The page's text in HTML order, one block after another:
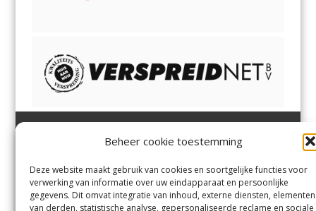
Beheer cookie toestemming
Deze website maakt gebruik van cookies en soortgelijke functies voor
verwerking van informatie over uw eindapparaat en persoonlijke
gegevens. Dit omvat integratie van inhoud, externe diensten, elementen
van derden, statistische analyse, gepersonaliseerde reclame en sociale
Margadantstraat 34
1976 DN IJmuiden
023-8200170
info@heemsteder.nl
Bennebroek,Vogelenzang,
OverveenenAerdenhout